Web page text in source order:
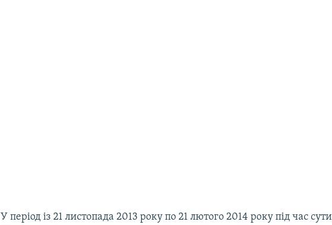
У період із 21 листопада 2013 року по 21 лютого 2014 року під час